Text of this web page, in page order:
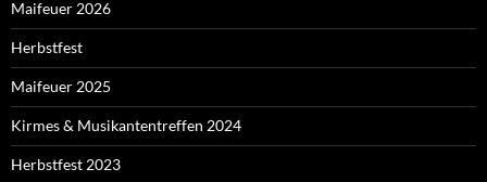
Maifeuer 2026
Herbstfest
Maifeuer 2025
Kirmes & Musikantentreffen 2024
Herbstfest 2023